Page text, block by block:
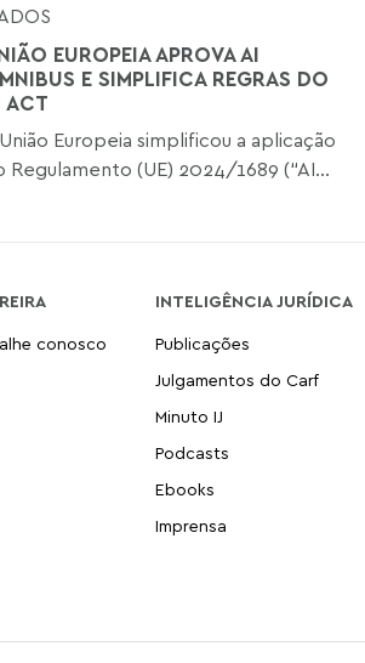
EUROPEIA APROVA AI
E SIMPLIFICA REGRAS DO
ACT
Europeia simplificou a aplicação
Regulamento (UE) 2024/1689 (“AI...
conosco
INTELIGÊNCIA JURÍDICA
Publicações
Julgamentos do Carf
Minuto IJ
Podcasts
Ebooks
Imprensa